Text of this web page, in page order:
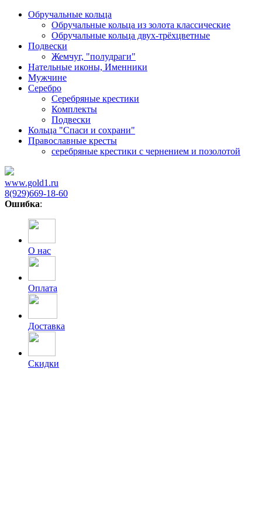
Обручальные кольца
Обручальные кольца из золота классические
Обручальные кольца двух-трёхцветные
Подвески
Жемчуг, "полудраги"
Нательные иконы, Именники
Мужчине
Серебро
Серебряные крестики
Комплекты
Подвески
Кольца "Спаси и сохрани"
Православные кресты
cеребряные крестики с чернением и позолотой
www.gold1.ru
8(929)669-18-60
Ошибка:
О нас
Оплата
Доставка
Скидки